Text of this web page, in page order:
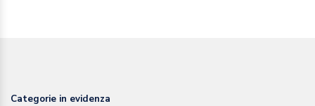
Categorie in evidenza